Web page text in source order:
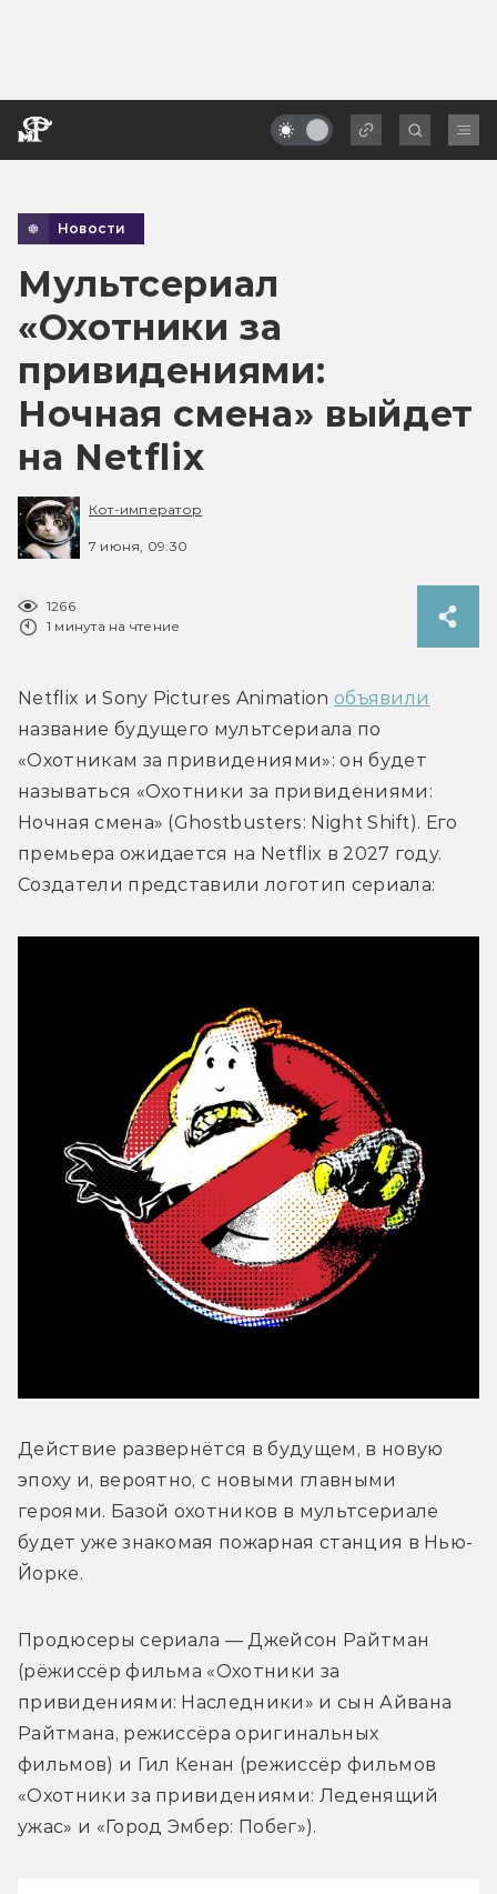
Новости
Мультсериал
«Охотники за
привидениями:
Ночная смена» выйдет
на Netflix
Кот-император
7 июня, 09:30
1266
1 минута на чтение
Netflix и Sony Pictures Animation объявили
название будущего мультсериала по
«Охотникам за привидениями»: он будет
называться «Охотники за привидениями:
Ночная смена» (Ghostbusters: Night Shift). Его
премьера ожидается на Netflix в 2027 году.
Действие развернётся в будущем, в новую
эпоху и, вероятно, с новыми главными
героями. Базой охотников в мультсериале
будет уже знакомая пожарная станция в Нью-
Продюсеры сериала — Джейсон Райтман
(рёжиссёр фильма «Охотники за
привидениями: Наследники» и сын Айвана
Райтмана, режиссёра оригинальных
фильмов) и Гил Кенан (режиссёр фильмов
«Охотники за привидениями: Леденящий